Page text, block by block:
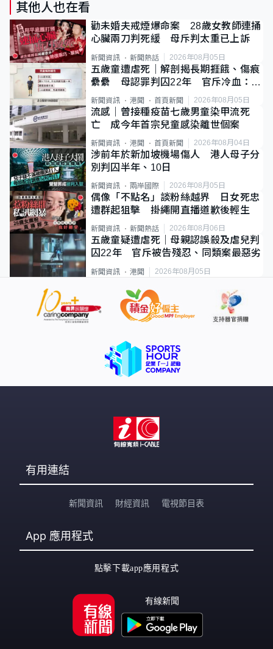
其他人也在看
勸未婚夫戒煙爆命案 28歲女教師連捅
心臟兩刀判死緩 母斥判太重已上訴
新聞資訊 新聞熱話 2026年08月05日
五歲童遭虐死｜解剖揭長期捱餓、傷痕
纍纍 母認罪判囚22年 官斥冷血：同
類案最惡劣
新聞資訊 港聞 首頁新聞 2026年08月05日
流感｜曾接種疫苗七歲男童染甲流死
亡 成今年首宗兒童感染離世個案
新聞資訊 港聞 首頁新聞 2026年08月04日
涉前年於新加坡機場傷人 港人母子分
別判囚半年、10日
新聞資訊 兩岸國際 2026年08月05日
偶像「不點名」談粉絲越界 日女死忠
遭群起狙擊 掛繩開直播道歉後輕生
新聞資訊 新聞熱話 2026年08月06日
五歲童疑遭虐死｜母親認誤殺及虐兒判
囚22年 官斥被告殘忍、同類案最惡劣
新聞資訊 港聞 2026年08月05日
有用連結
新聞資訊 財經資訊 電視節目表
App 應用程式
點擊下載app應用程式
有線新聞